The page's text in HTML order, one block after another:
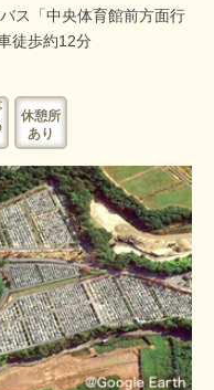
ス「中央体育館前方面行
徒歩約12分
休憩所
あり